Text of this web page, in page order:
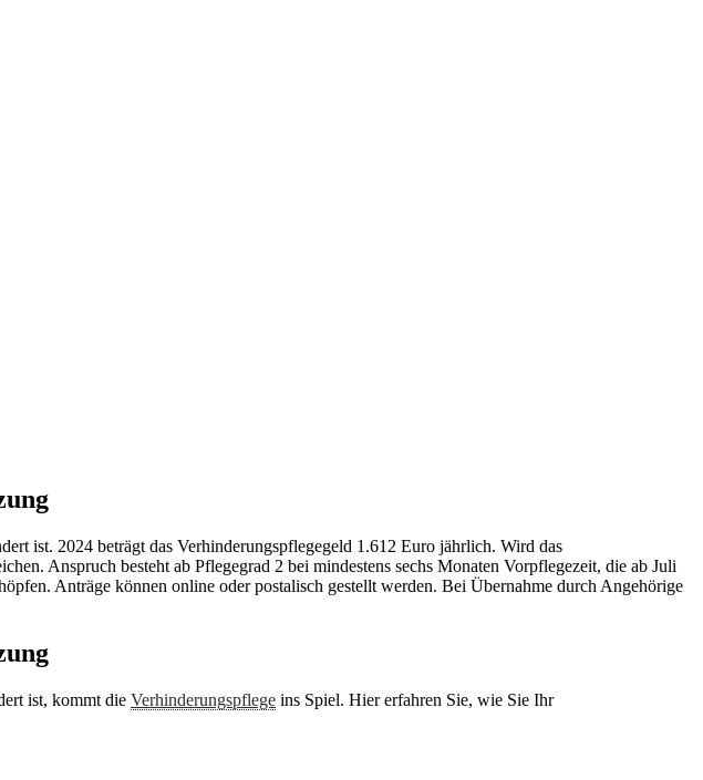
ist, kommt die Verhinderungspflege ins Spiel. Hier erfahren Sie, wie Sie Ihr